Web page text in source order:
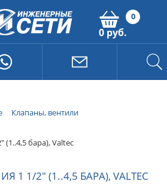
0
0 руб.
Клапаны, вентили
(1..4,5 бара), Valtec
1 1/2" (1..4,5 БАРА), VALTEC